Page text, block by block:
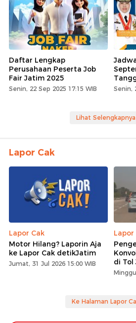
Daftar Lengkap
Perusahaan Peserta Job
Fair Jatim 2025
Senin, 22 Sep 2025 17:15 WIB Senin,
Lihat Selengkapnya
Lapor Cak
Lapor Cak
Motor Hilang? Laporin Aja
ke Lapor Cak detikJatim
Jumat, 31 Jul 2026 15:00 WIB
Lapor
di Tol
Ke Halaman Lapor